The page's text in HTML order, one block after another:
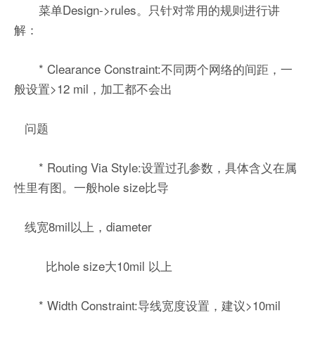
菜单Design->rules。只针对常用的规则进行讲
解：
* Clearance Constraint:不同两个网络的间距，一
般设置>12 mil，加工都不会出
问题
* Routing Via Style:设置过孔参数，具体含义在属
性里有图。一般hole size比导
线宽8mil以上，diameter
比hole size大10mil 以上
* Width Constraint:导线宽度设置，建议>10mil